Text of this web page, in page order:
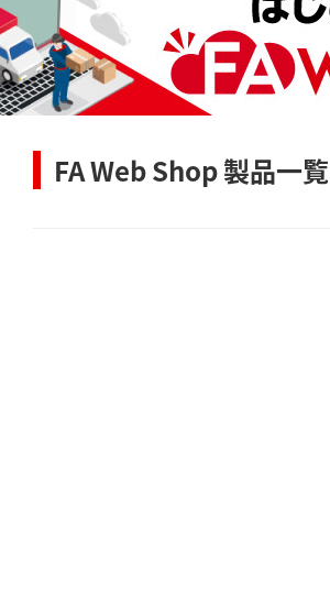
FA Web Shop 製品一覧